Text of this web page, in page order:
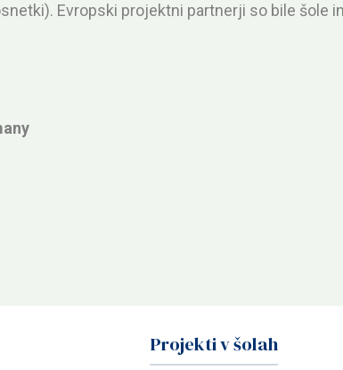
Evropski projektni partnerji so bile
Projekti v šolah